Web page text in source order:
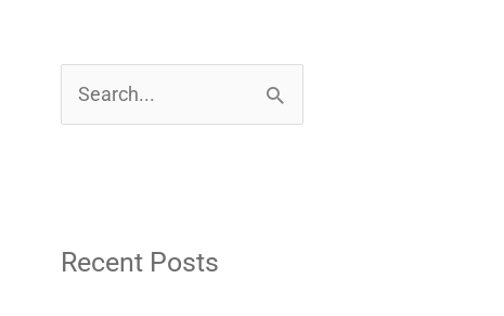
c
Recent Posts